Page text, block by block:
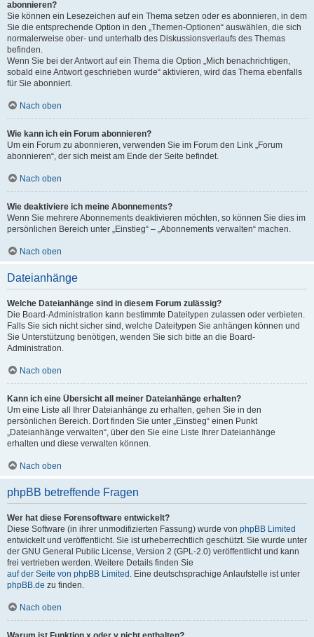
abonnieren?
Sie können ein Lesezeichen auf ein Thema setzen oder es abonnieren, in dem
Sie die entsprechende Option in den „Themen-Optionen“ auswählen, die sich
normalerweise ober- und unterhalb des Diskussionsverlaufs des Themas
befinden.
Wenn Sie bei der Antwort auf ein Thema die Option „Mich benachrichtigen,
sobald eine Antwort geschrieben wurde“ aktivieren, wird das Thema ebenfalls
für Sie abonniert.
Nach oben
Wie kann ich ein Forum abonnieren?
Um ein Forum zu abonnieren, verwenden Sie im Forum den Link „Forum
abonnieren“, der sich meist am Ende der Seite befindet.
Nach oben
Wie deaktiviere ich meine Abonnements?
Wenn Sie mehrere Abonnements deaktivieren möchten, so können Sie dies im
persönlichen Bereich unter „Einstieg“ – „Abonnements verwalten“ machen.
Nach oben
Dateianhänge
Welche Dateianhänge sind in diesem Forum zulässig?
Die Board-Administration kann bestimmte Dateitypen zulassen oder verbieten.
Falls Sie sich nicht sicher sind, welche Dateitypen Sie anhängen können und
Sie Unterstützung benötigen, wenden Sie sich bitte an die Board-
Administration.
Nach oben
Kann ich eine Übersicht all meiner Dateianhänge erhalten?
Um eine Liste all Ihrer Dateianhänge zu erhalten, gehen Sie in den
persönlichen Bereich. Dort finden Sie unter „Einstieg“ einen Punkt
„Dateianhänge verwalten“, über den Sie eine Liste Ihrer Dateianhänge
erhalten und diese verwalten können.
Nach oben
phpBB betreffende Fragen
Wer hat diese Forensoftware entwickelt?
Diese Software (in ihrer unmodifizierten Fassung) wurde von phpBB Limited
entwickelt und veröffentlicht. Sie ist urheberrechtlich geschützt. Sie wurde unter
der GNU General Public License, Version 2 (GPL-2.0) veröffentlicht und kann
frei vertrieben werden. Weitere Details finden Sie
auf der Seite von phpBB Limited . Eine deutschsprachige Anlaufstelle ist unter
phpBB.de zu finden.
Nach oben